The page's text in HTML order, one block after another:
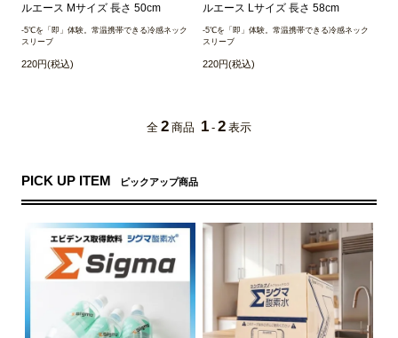
ルエース Mサイズ 長さ 50cm
-5℃を「即」体験。常温携帯できる冷感ネック
スリーブ
220円(税込)
ルエース Lサイズ 長さ 58cm
-5℃を「即」体験。常温携帯できる冷感ネック
スリーブ
220円(税込)
全 2 商品 1 - 2 表示
PICK UP ITEM ピックアップ商品